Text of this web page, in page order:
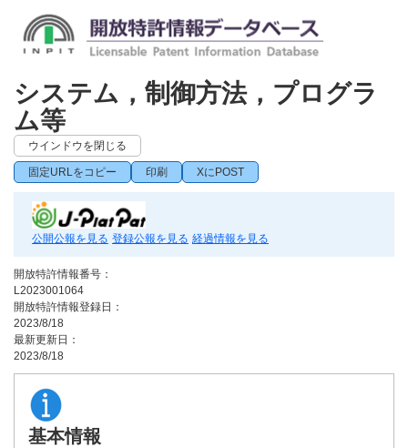
システム，制御方法，プログラ
ム等
ウインドウを閉じる
固定URLをコピー 印刷 XにPOST
公開公報を見る 登録公報を見る 経過情報を見る
開放特許情報番号：
L2023001064
開放特許情報登録日：
2023/8/18
最新更新日：
2023/8/18
基本情報